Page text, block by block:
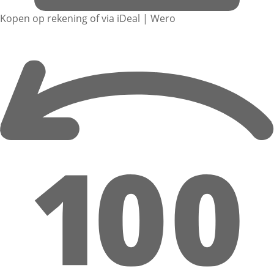
Kopen op rekening of via iDeal | Wero